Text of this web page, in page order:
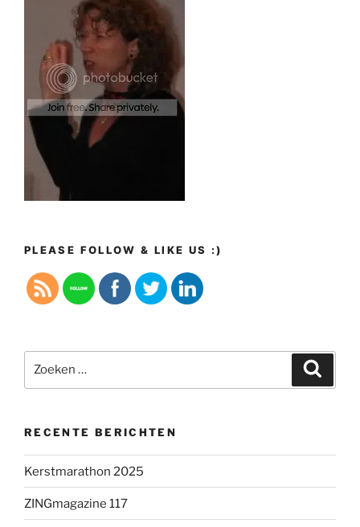
PLEASE FOLLOW & LIKE US :)
naar:
RECENTE BERICHTEN
Kerstmarathon 2025
ZINGmagazine 117